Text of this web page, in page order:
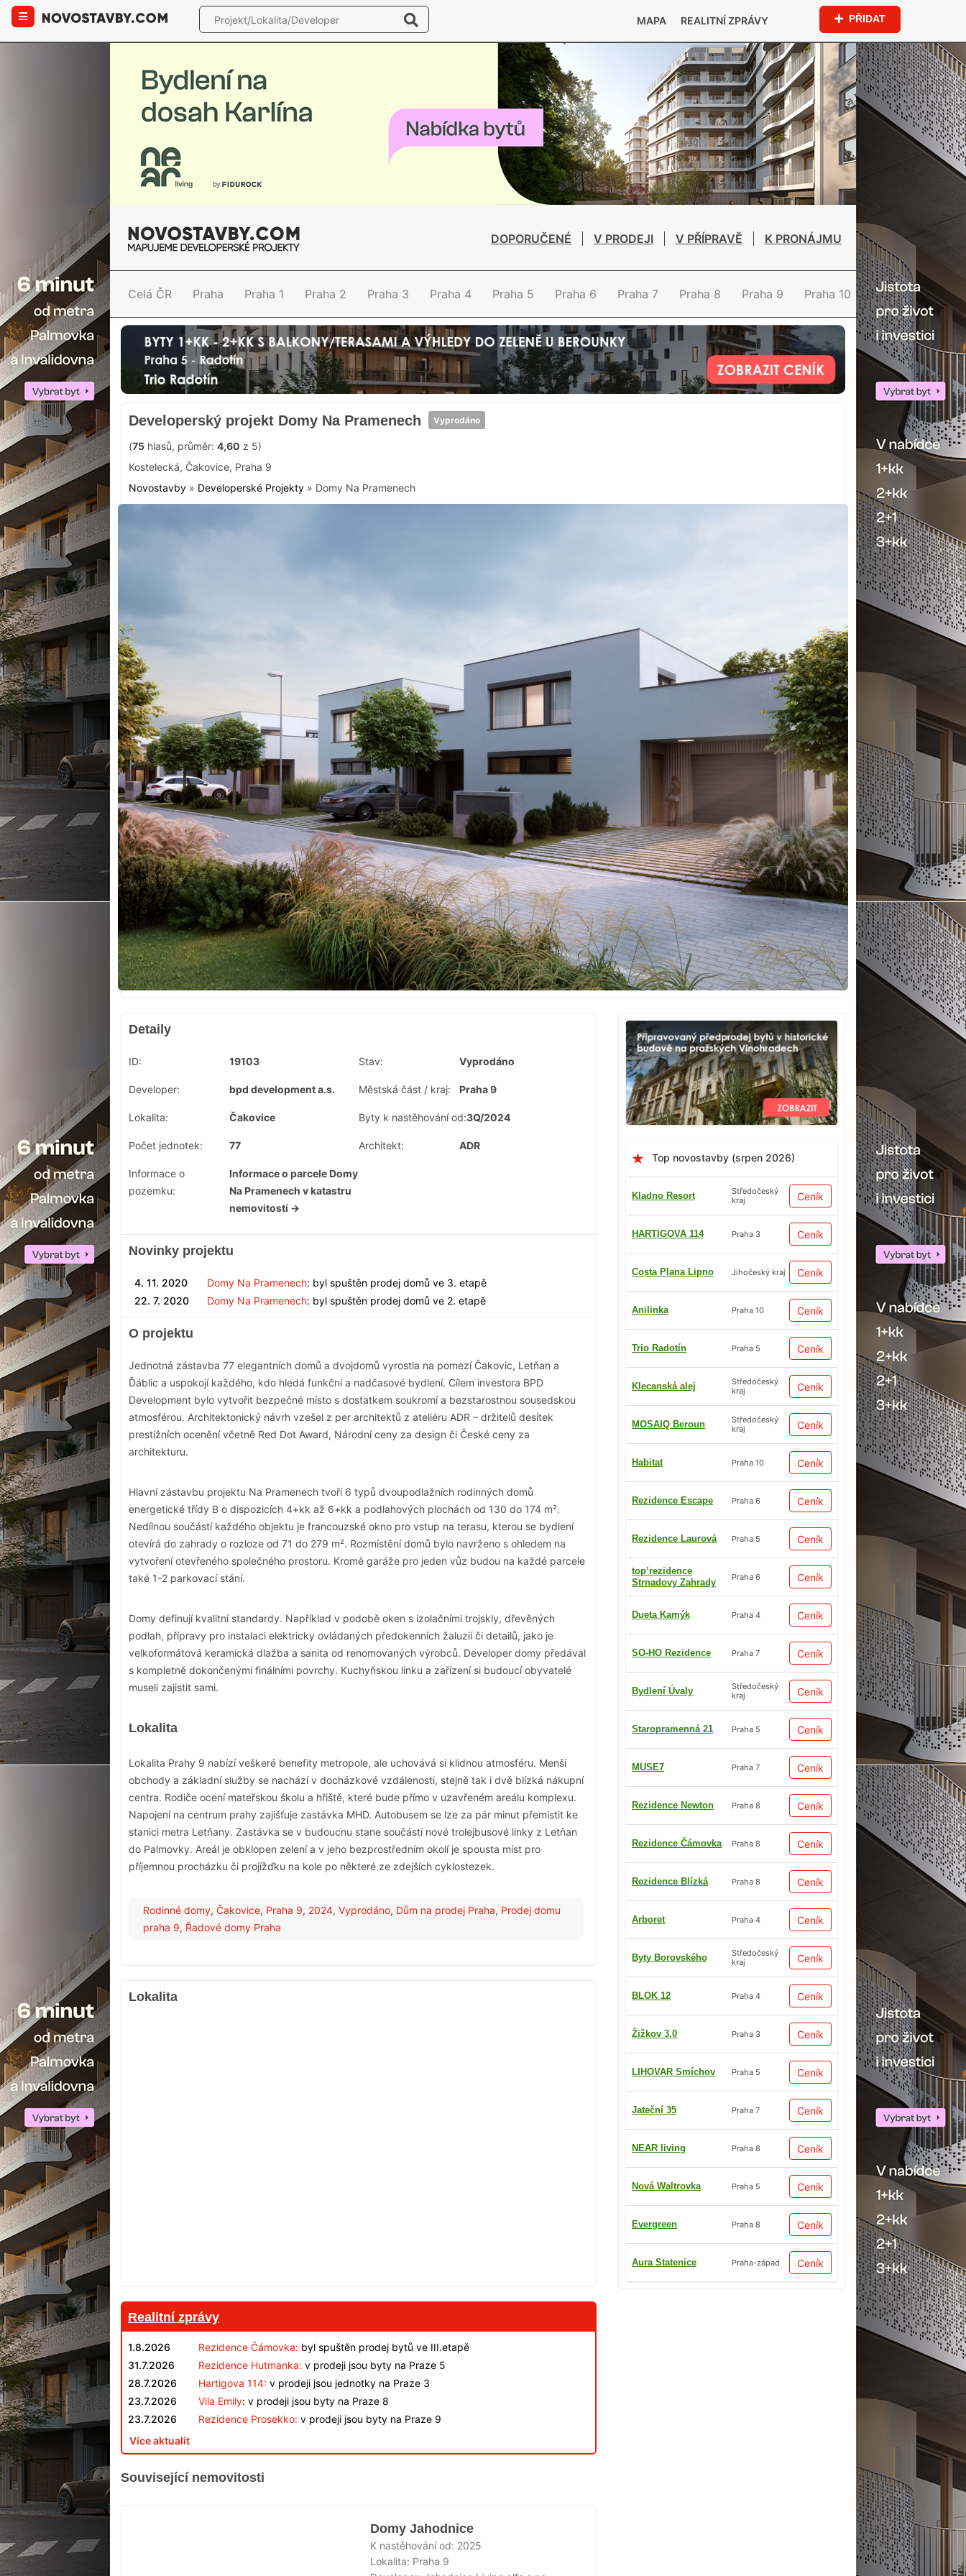
MAPA REALITNÍ ZPRÁVY PŘIDAT
DOPORUČENÉ V PRODEJI V PŘÍPRAVĚ K PRONÁJMU
Celá ČR Praha Praha 1 Praha 2 Praha 3 Praha 4 Praha 5 Praha 6 Praha 7 Praha 8 Praha 9 Praha 10
Developerský projekt Domy Na Pramenech Vyprodáno
(75 hlasů, průměr: 4,60 z 5)
Kostelecká, Čakovice, Praha 9
Novostavby » Developerské Projekty » Domy Na Pramenech
Top novostavby (srpen 2026)
Kladno Resort
Středočeský
kraj
Ceník
HARTIGOVA 114 Praha 3 Ceník
Costa Plana Lipno Jihočeský kraj Ceník
Anilinka Praha 10 Ceník
Trio Radotín Praha 5 Ceník
Klecanská alej
Středočeský
kraj
Ceník
MOSAIQ Beroun
Středočeský
kraj
Ceník
Habitat Praha 10 Ceník
Rezidence Escape Praha 6 Ceník
Rezidence Laurová Praha 5 Ceník
top’rezidence
Strnadovy Zahrady
Praha 6 Ceník
Dueta Kamýk Praha 4 Ceník
SO-HO Rezidence Praha 7 Ceník
Bydlení Úvaly
Středočeský
kraj
Ceník
Staropramenná 21 Praha 5 Ceník
MUSE7 Praha 7 Ceník
Rezidence Newton Praha 8 Ceník
Rezidence Čámovka Praha 8 Ceník
Rezidence Blízká Praha 8 Ceník
Arboret Praha 4 Ceník
Byty Borovského
Středočeský
kraj
Ceník
BLOK 12 Praha 4 Ceník
Žižkov 3.0 Praha 3 Ceník
LIHOVAR Smíchov Praha 5 Ceník
Jateční 35 Praha 7 Ceník
NEAR living Praha 8 Ceník
Nová Waltrovka Praha 5 Ceník
Evergreen Praha 8 Ceník
Aura Statenice Praha-západ Ceník
Detaily
ID: 19103 Stav: Vyprodáno
Developer: bpd development a.s. Městská část / kraj: Praha 9
Lokalita: Čakovice Byty k nastěhování od:3Q/2024
Počet jednotek: 77 Architekt: ADR
Informace o
pozemku:
Informace o parcele Domy
Na Pramenech v katastru
nemovitostí →
Novinky projektu
4. 11. 2020 Domy Na Pramenech: byl spuštěn prodej domů ve 3. etapě
22. 7. 2020
Domy Na Pramenech: byl spuštěn prodej domů ve 2. etapě
O projektu
Jednotná zástavba 77 elegantních domů a dvojdomů vyrostla na pomezí Čakovic, Letňan a
Ďáblic a uspokojí každého, kdo hledá funkční a nadčasové bydlení. Cílem investora BPD
Development bylo vytvořit bezpečné místo s dostatkem soukromí a bezstarostnou sousedskou
atmosférou. Architektonický návrh vzešel z per architektů z ateliéru ADR – držitelů desítek
prestižních ocenění včetně Red Dot Award, Národní ceny za design či České ceny za
architekturu.
Hlavní zástavbu projektu Na Pramenech tvoří 6 typů dvoupodlažních rodinných domů
energetické třídy B o dispozicích 4+kk až 6+kk a podlahových plochách od 130 do 174 m².
Nedílnou součástí každého objektu je francouzské okno pro vstup na terasu, kterou se bydlení
otevírá do zahrady o rozloze od 71 do 279 m². Rozmístění domů bylo navrženo s ohledem na
vytvoření otevřeného společného prostoru. Kromě garáže pro jeden vůz budou na každé parcele
také 1-2 parkovací stání.
Domy definují kvalitní standardy. Například v podobě oken s izolačními trojskly, dřevěných
podlah, přípravy pro instalaci elektricky ovládaných předokenních žaluzií či detailů, jako je
velkoformátová keramická dlažba a sanita od renomovaných výrobců. Developer domy předával
s kompletně dokončenými finálními povrchy. Kuchyňskou linku a zařízení si budoucí obyvatelé
museli zajistit sami.
Lokalita
Lokalita Prahy 9 nabízí veškeré benefity metropole, ale uchovává si klidnou atmosféru. Menší
obchody a základní služby se nachází v docházkové vzdálenosti, stejně tak i dvě blízká nákupní
centra. Rodiče ocení mateřskou školu a hřiště, které bude přímo v uzavřeném areálu komplexu.
Napojení na centrum prahy zajišťuje zastávka MHD. Autobusem se lze za pár minut přemístit ke
stanici metra Letňany. Zastávka se v budoucnu stane součástí nové trolejbusové linky z Letňan
do Palmovky. Areál je obklopen zelení a v jeho bezprostředním okolí je spousta míst pro
příjemnou procházku či projížďku na kole po některé ze zdejších cyklostezek.
Rodinné domy, Čakovice, Praha 9, 2024, Vyprodáno, Dům na prodej Praha, Prodej domu
praha 9, Řadové domy Praha
Lokalita
Realitní zprávy
1.8.2026 Rezidence Čámovka: byl spuštěn prodej bytů ve III.etapě
31.7.2026
Rezidence Hutmanka: v prodeji jsou byty na Praze 5
28.7.2026
Hartigova 114: v prodeji jsou jednotky na Praze 3
23.7.2026
Vila Emily: v prodeji jsou byty na Praze 8
23.7.2026
Rezidence Prosekko: v prodeji jsou byty na Praze 9
Více aktualit
Související nemovitosti
Domy Jahodnice
K nastěhování od: 2025
Lokalita: Praha 9